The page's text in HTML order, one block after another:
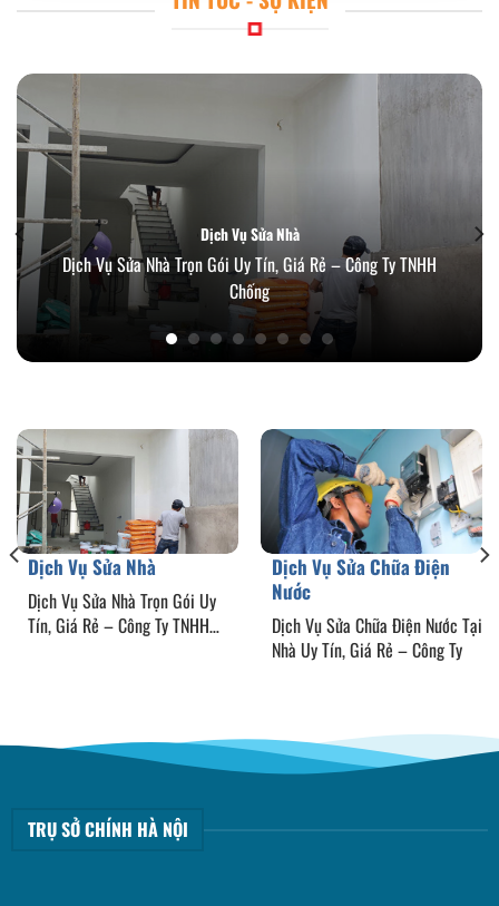
Dịch Vụ Sửa Nhà
Dịch Vụ Sửa Nhà Trọn Gói Uy Tín, Giá Rẻ – Công Ty TNHH
Chống
Dịch Vụ Sửa Nhà
Dịch Vụ Sửa Nhà Trọn Gói Uy
Tín, Giá Rẻ – Công Ty TNHH
Dịch Vụ Sửa Chữa Điện
Nước
Dịch Vụ Sửa Chữa Điện Nước Tại
Nhà Uy Tín, Giá Rẻ – Công Ty
TRỤ SỞ CHÍNH HÀ NỘI